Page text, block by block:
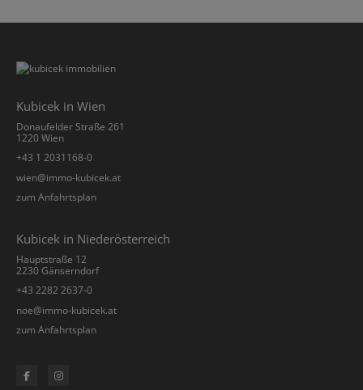
Kubicek in Wien
Donaufelder Straße 261
1220 Wien
+43 1 2031168-0
­wien@immo-kubicek.at
zum Anfahrtsplan
Kubicek in Niederösterreich
Hauptstraße 12
2230 Gänserndorf
+43 2282 2637-0
­noe@immo-kubicek.at
zum Anfahrtsplan